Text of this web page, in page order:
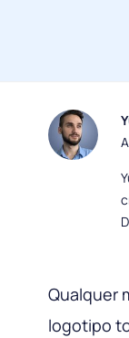
Qualquer
logotipo